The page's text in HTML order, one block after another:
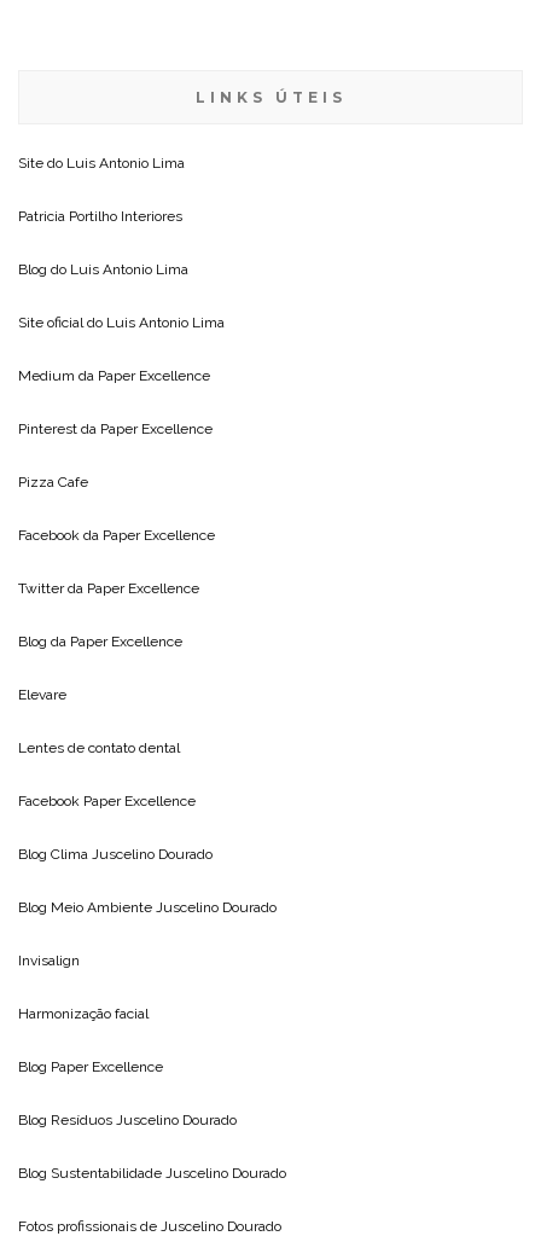
LINKS ÚTEIS
Site do Luis Antonio Lima
Patricia Portilho Interiores
Blog do Luis Antonio Lima
Site oficial do Luis Antonio Lima
Medium da Paper Excellence
Pinterest da Paper Excellence
Pizza Cafe
Facebook da Paper Excellence
Twitter da Paper Excellence
Blog da Paper Excellence
Elevare
Lentes de contato dental
Facebook Paper Excellence
Blog Clima Juscelino Dourado
Blog Meio Ambiente Juscelino Dourado
Invisalign
Harmonização facial
Blog Paper Excellence
Blog Resíduos Juscelino Dourado
Blog Sustentabilidade Juscelino Dourado
Fotos profissionais de Juscelino Dourado